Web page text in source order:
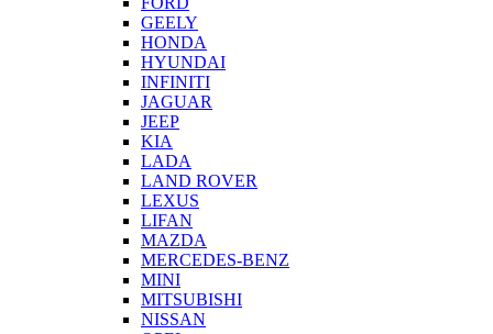
GEELY
HONDA
HYUNDAI
INFINITI
JAGUAR
JEEP
KIA
LADA
LAND ROVER
LEXUS
LIFAN
MAZDA
MERCEDES-BENZ
MINI
MITSUBISHI
NISSAN